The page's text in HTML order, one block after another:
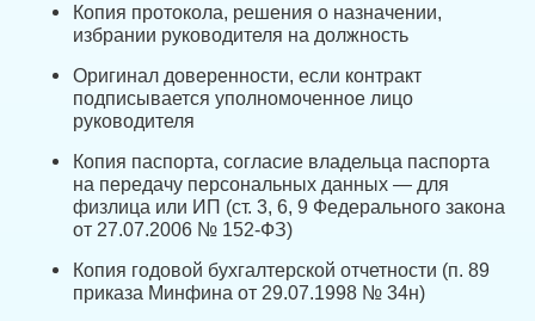
Копия протокола, решения о назначении,
избрании руководителя на должность
Оригинал доверенности, если контракт
подписывается уполномоченное лицо
руководителя
Копия паспорта, согласие владельца паспорта
на передачу персональных данных — для
физлица или ИП (ст. 3, 6, 9 Федерального закона
от 27.07.2006 № 152-ФЗ)
Копия годовой бухгалтерской отчетности (п. 89
приказа Минфина от 29.07.1998 № 34н)